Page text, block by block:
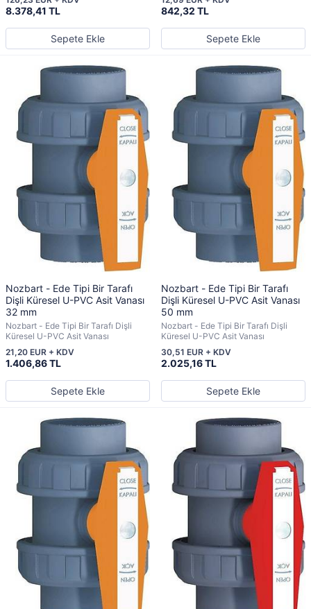
8.378,41 TL
Sepete Ekle
842,32 TL
Sepete Ekle
Nozbart - Ede Tipi Bir Tarafı
Dişli Küresel U-PVC Asit Vanası
32 mm
Nozbart - Ede Tipi Bir Tarafı Dişli
Küresel U-PVC Asit Vanası
1.406,86 TL
21,20 EUR + KDV
Sepete Ekle
Nozbart - Ede Tipi Bir Tarafı
Dişli Küresel U-PVC Asit Vanası
50 mm
Nozbart - Ede Tipi Bir Tarafı Dişli
Küresel U-PVC Asit Vanası
2.025,16 TL
30,51 EUR + KDV
Sepete Ekle